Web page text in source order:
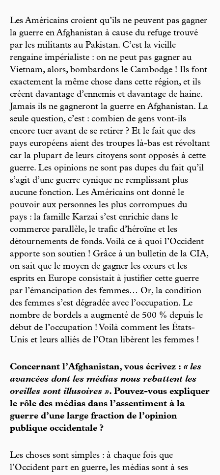
Les Américains croient qu’ils ne peuvent pas gagner
la guerre en Afghanistan à cause du refuge trouvé
par les militants au Pakistan. C’est la vieille
rengaine impérialiste : on ne peut pas gagner au
Vietnam, alors, bombardons le Cambodge ! Ils font
exactement la même chose dans cette région, et ils
créent davantage d’ennemis et davantage de haine.
Jamais ils ne gagneront la guerre en Afghanistan. La
seule question, c’est : combien de gens vont-ils
encore tuer avant de se retirer ? Et le fait que des
pays européens aient des troupes là-bas est révoltant
car la plupart de leurs citoyens sont opposés à cette
guerre. Les opinions ne sont pas dupes du fait qu’il
s’agit d’une guerre cynique ne remplissant plus
aucune fonction. Les Américains ont donné le
pouvoir aux personnes les plus corrompues du
pays : la famille Karzai s’est enrichie dans le
commerce parallèle, le trafic d’héroïne et les
détournements de fonds. Voilà ce à quoi l’Occident
apporte son soutien ! Grâce à un bulletin de la CIA,
on sait que le moyen de gagner les cœurs et les
esprits en Europe consistait à justifier cette guerre
par l’émancipation des femmes… Or, la condition
des femmes s’est dégradée avec l’occupation. Le
nombre de bordels a augmenté de 500 % depuis le
début de l’occupation ! Voilà comment les États-
Unis et leurs alliés de l’Otan libèrent les femmes !
Concernant l’Afghanistan, vous écrivez : « les
avancées dont les médias nous rebattent les
oreilles sont illusoires ». Pouvez-vous expliquer
le rôle des médias dans l’assentiment à la
guerre d’une large fraction de l’opinion
publique occidentale ?
Les choses sont simples : à chaque fois que
l’Occident part en guerre, les médias sont à ses